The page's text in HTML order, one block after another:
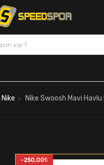
Nike Nike Swoosh Mavi Havlu
-250,00₺